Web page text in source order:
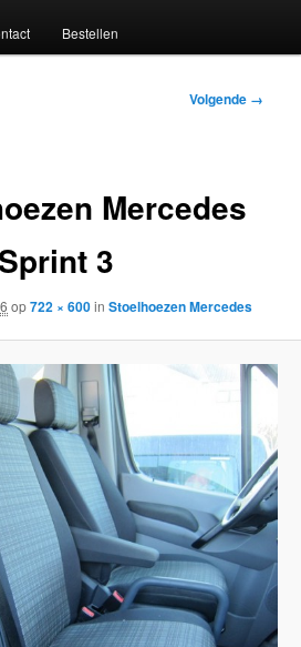
Bestellen
Volgende →
Mercedes
3
op722 × 600inStoelhoezen Mercedes